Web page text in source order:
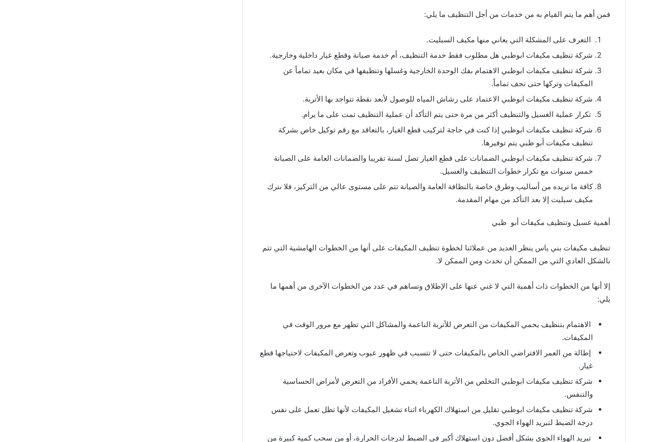
فمن أهم ما يتم القيام به من خدمات من أجل التنظيف ما يلي:
التعرف على المشكلة التي يعاني منها مكيف السبليت.
شركة تنظيف مكيفات ابوظبي هل مطلوب فقط خدمة التنظيف، أم خدمة صيانة وقطع غيار داخلية وخارجية.
شركة تنظيف مكيفات ابوظبي الاهتمام بفك الوحدة الخارجية وغسلها وتنظيفها في مكان بعيد تماماً عن
المكيفات وتركها حتى تجف تماماً.
شركة تنظيف مكيفات ابوظبي الاعتماد على رشاش المياه للوصول لأبعد نقطة تتواجد بها الأتربة.
تكرار عملية الغسيل والتنظيف أكثر من مرة حتى يتم التأكد أن عملية التنظيف تمت على ما يرام.
شركة تنظيف مكيفات ابوظبي إذا كنت في حاجة لتركيب قطع الغيار، بالتعاقد مع رقم توكيل خاص بشركة
تنظيف مكيفات أبو ظبي يتم توفيرها.
شركة تنظيف مكيفات ابوظبي الضمانات على قطع الغيار تصل لسنة تقريبا والضمانات العامة على الصيانة
خمس سنوات مع تكرار خطوات التنظيف والغسيل.
كافة ما تريده من أساليب وطرق خاصة بالنظافة العامة والصيانة تتم على مستوى عالي من التركيز، فلا نترك
مكيف سبليت إلا بعد التأكد من مهام المقدمة.
أهمية غسيل وتنظيف مكيفات أبو ظبي
تنظيف مكيفات بني ياس ينظر العديد من عملائنا لخطوة تنظيف المكيفات على أنها من الخطوات الهامشية التي تتم
بالشكل العادي التي من الممكن أن تحدث ومن الممكن لا.
إلا أنها من الخطوات ذات أهمية التي لا غني عنها على الإطلاق وتساهم في عدد من الخطوات الآخرى من أهمها ما
يلي:
الاهتمام بتنظيف يحمي المكيفات من التعرض للأتربة الناعمة والمشاكل التي تظهر مع مرور الوقت في
المكيفات.
إطالة من العمر الافتراضي الخاص بالمكيفات حتى لا تتسبب في ظهور عيوب وتعرض المكيفات لاحتياجها قطع
غيار.
شركة تنظيف مكيفات ابوظبي التخلص من الأتربة الناعمة يحمي الأفراد من التعرض لأمراض الحساسية
والتنفس.
شركة تنظيف مكيفات ابوظبي تقليل من استهلاك الكهرباء اثناء تشغيل المكيفات لأنها تظل تعمل على نفس
درجة الضبط لتبريد الهواء الجوي.
تبريد الهواء الجوي بشكل أفضل دون استهلاك أكبر في الضبط لدرجات الحرارة، أو من سحب كمية كبيرة من